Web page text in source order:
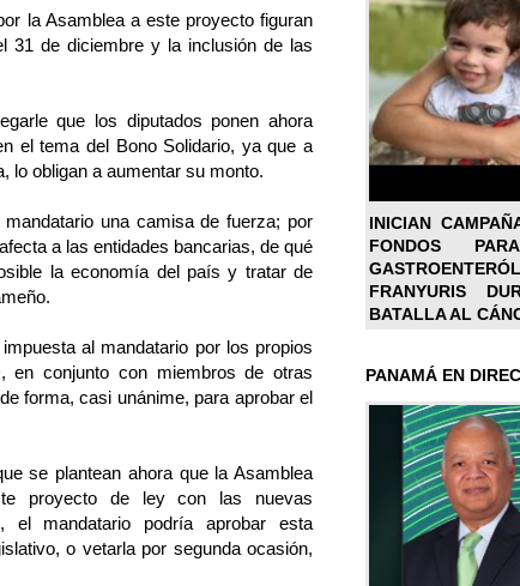
la Asamblea a este proyecto figuran
31 de diciembre y la inclusión de las
que los diputados ponen ahora
el tema del Bono Solidario, ya que a
lo obligan a aumentar su monto.
una camisa de fuerza; por
a las entidades bancarias, de qué
la economía del país y tratar de
al mandatario por los propios
en conjunto con miembros de otras
forma, casi unánime, para aprobar el
se plantean ahora que la Asamblea
proyecto de ley con las nuevas
el mandatario podría aprobar esta
o vetarla por segunda ocasión,
INICIAN
FONDOS
FRANYURIS
BATALLA AL
PANAMÁ EN